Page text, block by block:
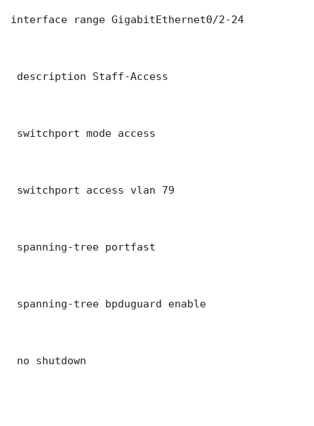
interface range GigabitEthernet0/2-24
description Staff-Access
switchport mode access
switchport access vlan 79
spanning-tree portfast
spanning-tree bpduguard enable
no shutdown